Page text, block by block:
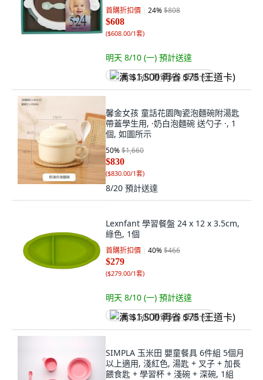
首購折扣價 24%$808
$608
($608.00/1套)
明天 8/10 (一) 預計送達
满 $1,500 再省 $75 (王道卡)
馨金女孩 童話花園陶瓷泡麵碗附湯匙
帶蓋學生用, ·奶白泡麵碗 送勺子 ·, 1
個, 如圖所示
50%$1,660
$830
($830.00/1套)
8/20 預計送達
Lexnfant 學習餐盤 24 x 12 x 3.5cm,
綠色, 1個
首購折扣價 40%$466
$279
($279.00/1套)
明天 8/10 (一) 預計送達
满 $1,500 再省 $75 (王道卡)
SIMPLA 玉米田 嬰童餐具 6件組 5個月
以上適用, 淺紅色, 湯匙 + 叉子 + 加長
餵食匙 + 學習杯 + 淺碗 + 深碗, 1組